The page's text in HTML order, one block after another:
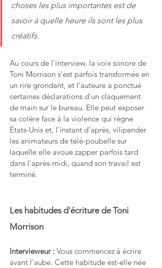
choses les plus importantes est de
savoir à quelle heure ils sont les plus
créatifs.
Au cours de l'interview, la voix sonore de
Toni Morrison s’est parfois transformée en
un rire grondant, et l’auteure a ponctué
certaines déclarations d'un claquement
de main sur le bureau. Elle peut exposer
sa colère face à la violence qui règne
États-Unis et, l’instant d’après, vilipender
les animateurs de télé-poubelle sur
laquelle elle avoue zapper parfois tard
dans l'après-midi, quand son travail est
terminé.
Les habitudes d'écriture de Toni
Morrison
Intervieweur : Vous commencez à écrire
avant l'aube. Cette habitude est-elle née